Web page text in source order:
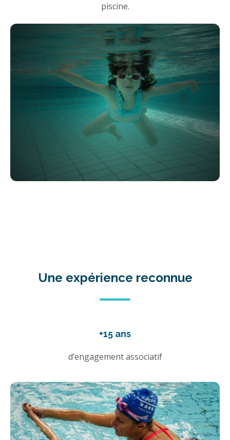
piscine.
Une expérience reconnue
+15 ans
d’engagement associatif